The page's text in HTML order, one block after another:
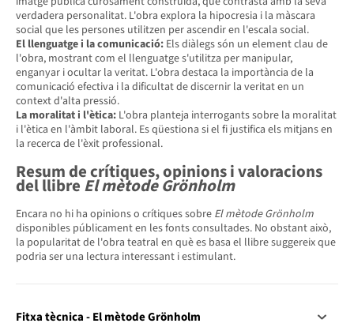
verdadera personalitat. L'obra explora la hipocresia i la màscara
social que les persones utilitzen per ascendir en l'escala social.
El llenguatge i la comunicació: Els diàlegs són un element clau de
l'obra, mostrant com el llenguatge s'utilitza per manipular,
enganyar i ocultar la veritat. L'obra destaca la importància de la
comunicació efectiva i la dificultat de discernir la veritat en un
context d'alta pressió.
La moralitat i l'ètica: L'obra planteja interrogants sobre la moralitat
i l'ètica en l'àmbit laboral. Es qüestiona si el fi justifica els mitjans en
la recerca de l'èxit professional.
Resum de crítiques, opinions i valoracions
del llibreEl mètode Grönholm
Encara no hi ha opinions o crítiques sobre El mètode Grönholm
disponibles públicament en les fonts consultades. No obstant això,
la popularitat de l'obra teatral en què es basa el llibre suggereix que
podria ser una lectura interessant i estimulant.
Fitxa tècnica - El mètode Grönholm